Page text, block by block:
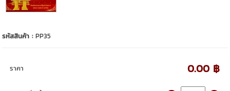
รหัสสินค้า :PP35
ราคา 0.00 ฿